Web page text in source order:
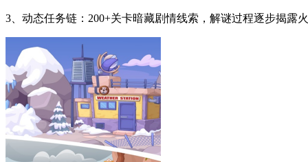
3、动态任务链：200+关卡暗藏剧情线索，解谜过程逐步揭